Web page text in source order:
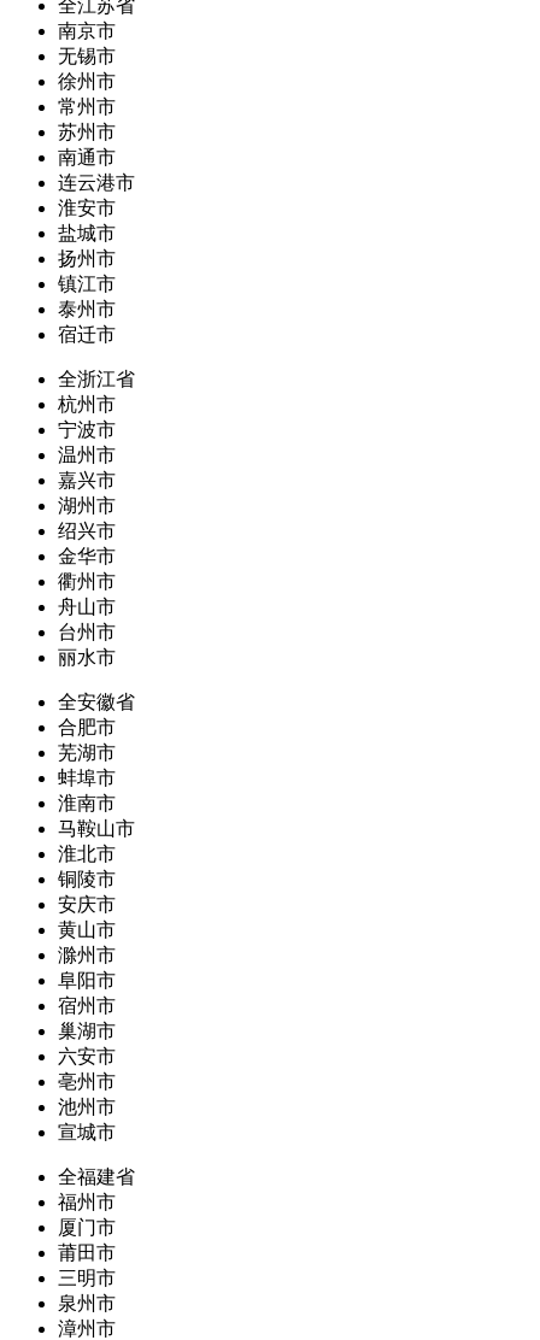
全江苏省
南京市
无锡市
徐州市
常州市
苏州市
南通市
连云港市
淮安市
盐城市
扬州市
镇江市
泰州市
宿迁市
全浙江省
杭州市
宁波市
温州市
嘉兴市
湖州市
绍兴市
金华市
衢州市
舟山市
台州市
丽水市
全安徽省
合肥市
芜湖市
蚌埠市
淮南市
马鞍山市
淮北市
铜陵市
安庆市
黄山市
滁州市
阜阳市
宿州市
巢湖市
六安市
亳州市
池州市
宣城市
全福建省
福州市
厦门市
莆田市
三明市
泉州市
漳州市